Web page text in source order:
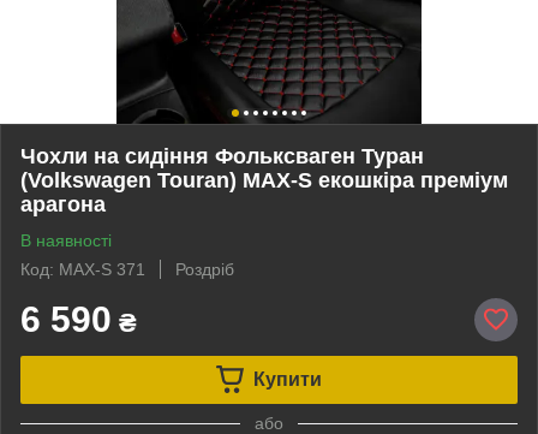
Чохли на сидіння Фольксваген Туран
(Volkswagen Touran) MAX-S екошкіра преміум
арагона
В наявності
Код: MAX-S 371
Роздріб
6 590 ₴
Купити
або